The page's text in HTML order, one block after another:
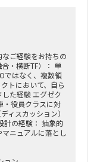
ション支援
28日
辺
クト中盤は週3～
ご経験をお持ちの
・横断TF）： 単
ではなく、複数領
トにおいて、自ら
た経験 エグゼク
・役員クラスに対
ィスカッション）
計の経験： 抽象的
ニュアルに落とし